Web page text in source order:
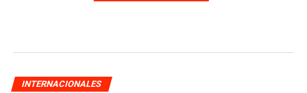
INTERNACIONALES